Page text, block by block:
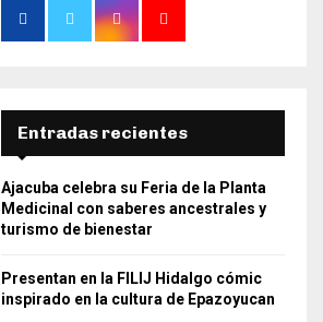
Entradas recientes
Ajacuba celebra su Feria de la Planta
Medicinal con saberes ancestrales y
turismo de bienestar
Presentan en la FILIJ Hidalgo cómic
inspirado en la cultura de Epazoyucan